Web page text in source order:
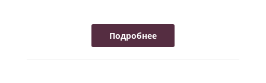
Подробнее